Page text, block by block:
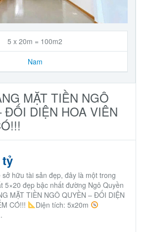
5 x 20m = 100m2
Nam
MẶT TIỀN NGÔ
ĐỐI DIỆN HOA VIÊN
tỷ
hữu tài sản đẹp, đây là một trong
5×20 đẹp bậc nhất đường Ngô Quyền
MẶT TIỀN NGÔ QUYỀN – ĐỐI DIỆN
CÓ!!!
Diện tích: 5x20m